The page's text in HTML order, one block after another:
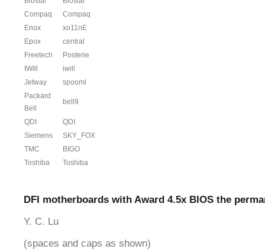
Compaq
Compaq
Enox
xo11nE
Epox
central
Freetech
Posterie
IWill
iwill
Jetway
spooml
Packard
Bell
bell9
QDI
QDI
Siemens
SKY_FOX
TMC
BIGO
Toshiba
Toshiba
DFI motherboards with Award 4.5x BIOS the
Y. C. Lu
(spaces and caps as shown)